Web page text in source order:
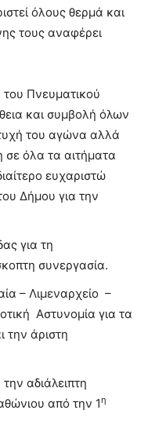
όλους θερμά και
τους αναφέρει
Πνευματικού
και συμβολή όλων
του αγώνα αλλά
σε όλα τα αιτήματα
ευχαριστώ
Δήμου για την
για τη
συνεργασία.
– Λιμεναρχείο –
Αστυνομία για τα
την άριστη
αδιάλειπτη
από την 1η